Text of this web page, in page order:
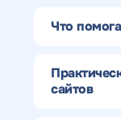
Что
сайтов